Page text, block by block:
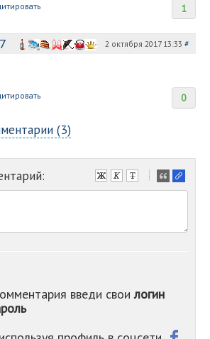
1
2 октября 2017 13:33 #
0
(3)
-
-
-
-
введи своилогин